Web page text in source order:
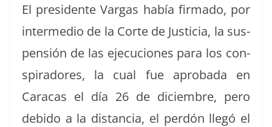
El pres­i­dente Var­gas había fir­ma­do, por
inter­me­dio de la Corte de Jus­ti­cia, la sus­
pen­sión de las eje­cu­ciones para los con­
spir­adores, la cual fue aproba­da en
Cara­cas el día 26 de diciem­bre, pero
debido a la dis­tan­cia, el perdón llegó el